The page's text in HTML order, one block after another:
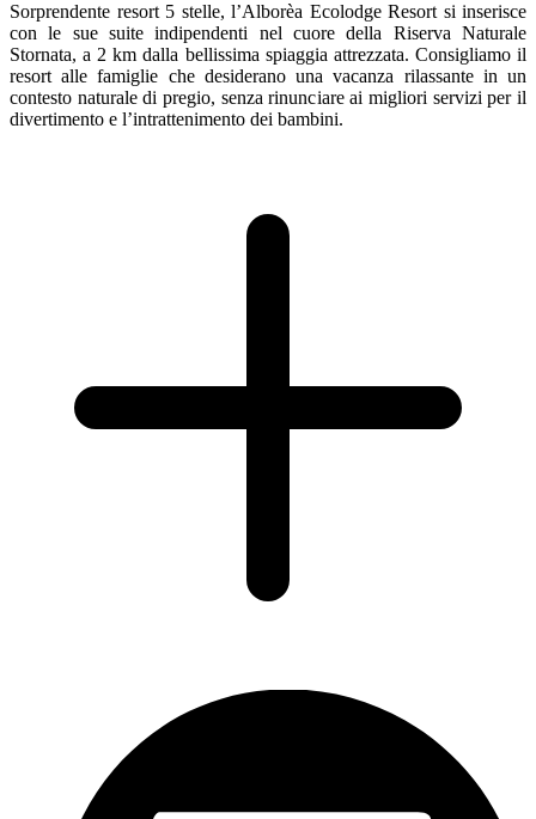
Sorprendente resort 5 stelle, l’Alborèa Ecolodge Resort si inserisce
con le sue suite indipendenti nel cuore della Riserva Naturale
Stornata, a 2 km dalla bellissima spiaggia attrezzata. Consigliamo il
resort alle famiglie che desiderano una vacanza rilassante in un
contesto naturale di pregio, senza rinunciare ai migliori servizi per il
divertimento e l’intrattenimento dei bambini.